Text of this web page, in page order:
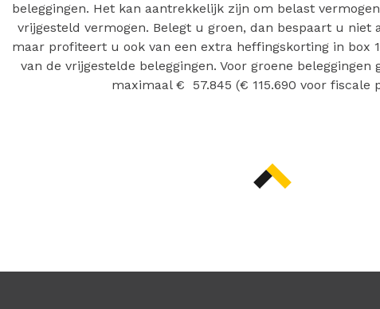
beleggingen. Het kan aantrekkelijk zijn om belast
vrijgesteld vermogen. Belegt u groen, dan bespaart u niet
maar profiteert u ook van een extra heffingskorting in box
van de vrijgestelde beleggingen. Voor groene
maximaal € 57.845 (€ 115.690 voor fiscale